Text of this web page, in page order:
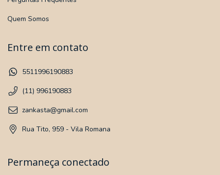
Quem Somos
Entre em contato
5511996190883
(11) 996190883
zankasta@gmail.com
Rua Tito, 959 - Vila Romana
Permaneça conectado